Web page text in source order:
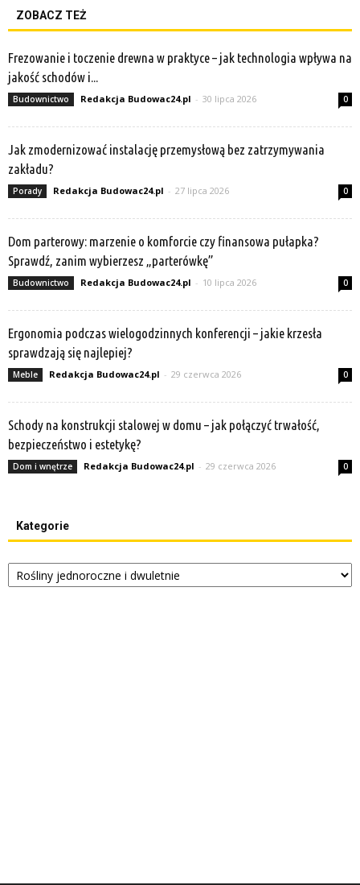
ZOBACZ TEŻ
Frezowanie i toczenie drewna w praktyce – jak technologia wpływa na
jakość schodów i...
Budownictwo Redakcja Budowac24.pl - 30 lipca 2026 0
Jak zmodernizować instalację przemysłową bez zatrzymywania
zakładu?
Porady Redakcja Budowac24.pl - 27 lipca 2026 0
Dom parterowy: marzenie o komforcie czy finansowa pułapka?
Sprawdź, zanim wybierzesz „parterówkę”
Budownictwo Redakcja Budowac24.pl - 10 lipca 2026 0
Ergonomia podczas wielogodzinnych konferencji – jakie krzesła
sprawdzają się najlepiej?
Meble Redakcja Budowac24.pl - 29 czerwca 2026 0
Schody na konstrukcji stalowej w domu – jak połączyć trwałość,
bezpieczeństwo i estetykę?
Dom i wnętrze Redakcja Budowac24.pl - 29 czerwca 2026 0
Kategorie
Kategorie